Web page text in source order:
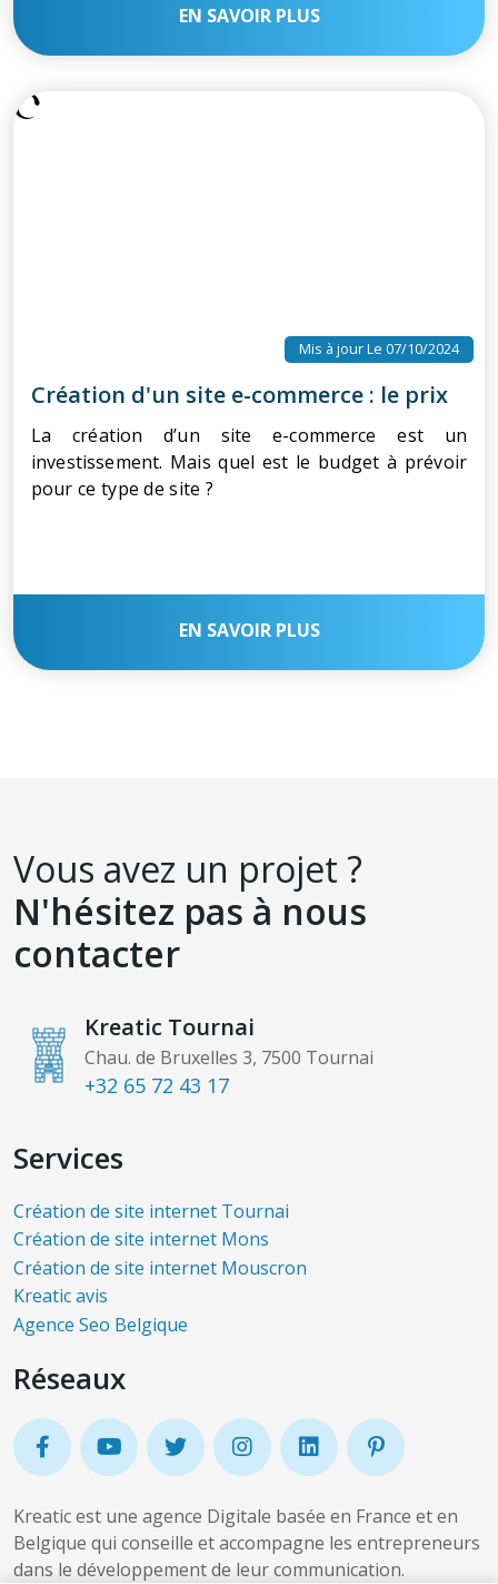
EN SAVOIR PLUS
Mis à jour Le 07/10/2024
Création d'un site e-commerce : le prix
La création d’un site e-commerce est un
investissement. Mais quel est le budget à prévoir
pour ce type de site ?
EN SAVOIR PLUS
Vous avez un projet ?
N'hésitez pas à nous
contacter
Kreatic Tournai
Chau. de Bruxelles 3, 7500 Tournai
+32 65 72 43 17
Services
Création de site internet Tournai
Création de site internet Mons
Création de site internet Mouscron
Kreatic avis
Agence Seo Belgique
Réseaux
Kreatic est une agence Digitale basée en France et en
Belgique qui conseille et accompagne les entrepreneurs
dans le développement de leur communication.